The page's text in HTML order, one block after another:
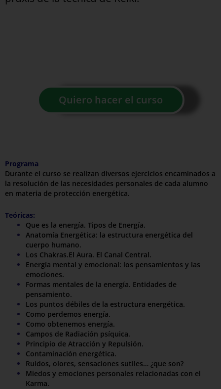
Quiero hacer el curso
Programa
Durante el curso se realizan diversos ejercicios encaminados a
la resolución de las necesidades personales de cada alumno
en materia de protección energética.
Teóricas:
Que es la energía. Tipos de Energía.
Anatomía Energética: la estructura energética del
cuerpo humano.
Los Chakras.El Aura. El Canal Central.
Energía mental y emocional: los pensamientos y las
emociones.
Formas mentales de la energía. Entidades de
pensamiento.
Los puntos débiles de la estructura energética.
Como perdemos energía.
Como obtenemos energía.
Campos de Radiación psíquica.
Principio de Atracción y Repulsión.
Contaminación energética.
Ruidos, olores, sensaciones sutiles… ¿que son?
Miedos y emociones personales relacionadas con el
Karma.